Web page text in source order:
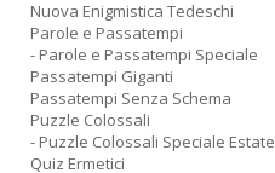
Nuova Enigmistica Tedeschi
Parole e Passatempi
- Parole e Passatempi Speciale
Passatempi Giganti
Passatempi Senza Schema
Puzzle Colossali
- Puzzle Colossali Speciale Estate
Quiz Ermetici